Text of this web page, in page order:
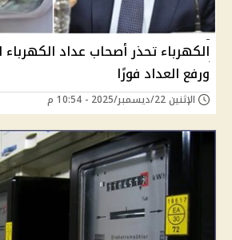
الكهرباء تحذر أصحاب عداد الكهرباء
ورفع العداد فورًا
الإثنين 22/ديسمبر/2025 - 10:54 م